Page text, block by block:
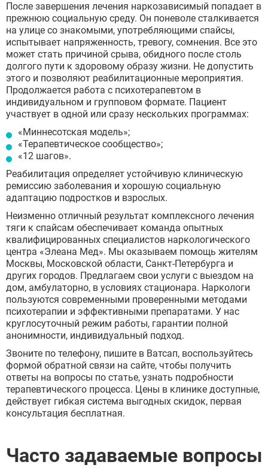
После завершения лечения наркозависимый попадает в
прежнюю социальную среду. Он поневоле сталкивается
на улице со знакомыми, употребляющими спайсы,
испытывает напряженность, тревогу, сомнения. Все это
может стать причиной срыва, обидного после столь
долгого пути к здоровому образу жизни. Не допустить
этого и позволяют реабилитационные мероприятия.
Продолжается работа с психотерапевтом в
индивидуальном и групповом формате. Пациент
участвует в одной или сразу нескольких программах:
«Миннесотская модель»;
«Терапевтическое сообщество»;
«12 шагов».
Реабилитация определяет устойчивую клиническую
ремиссию заболевания и хорошую социальную
адаптацию подростков и взрослых.
Неизменно отличный результат комплексного лечения
тяги к спайсам обеспечивает команда опытных
квалифицированных специалистов наркологического
центра «Элеана Мед». Мы оказываем помощь жителям
Москвы, Московской области, Санкт-Петербурга и
других городов. Предлагаем свои услуги с выездом на
дом, амбулаторно, в условиях стационара. Наркологи
пользуются современными проверенными методами
психотерапии и эффективными препаратами. У нас
круглосуточный режим работы, гарантии полной
анонимности, индивидуальный подход.
Звоните по телефону, пишите в Ватсап, воспользуйтесь
формой обратной связи на сайте, чтобы получить
ответы на вопросы по статье, узнать подробности
терапевтического процесса. Цены в клинике доступные,
действует гибкая система выгодных скидок, первая
консультация бесплатная.
Часто задаваемые вопросы